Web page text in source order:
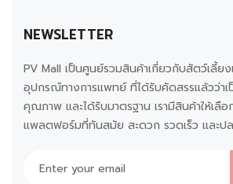
NEWSLETTER
PV Mall เป็นศูนย์รวมสินค้าเกี่ยวกับสัตว์เลี้ย
อุปกรณ์ทางการแพทย์ ที่ได้รับคัดสรรแล้วว่า
คุณภาพ และได้รับมาตรฐาน เรามีสินค้าให้เลื
แพลตฟอร์มที่ทันสมัย สะดวก รวดเร็ว และป